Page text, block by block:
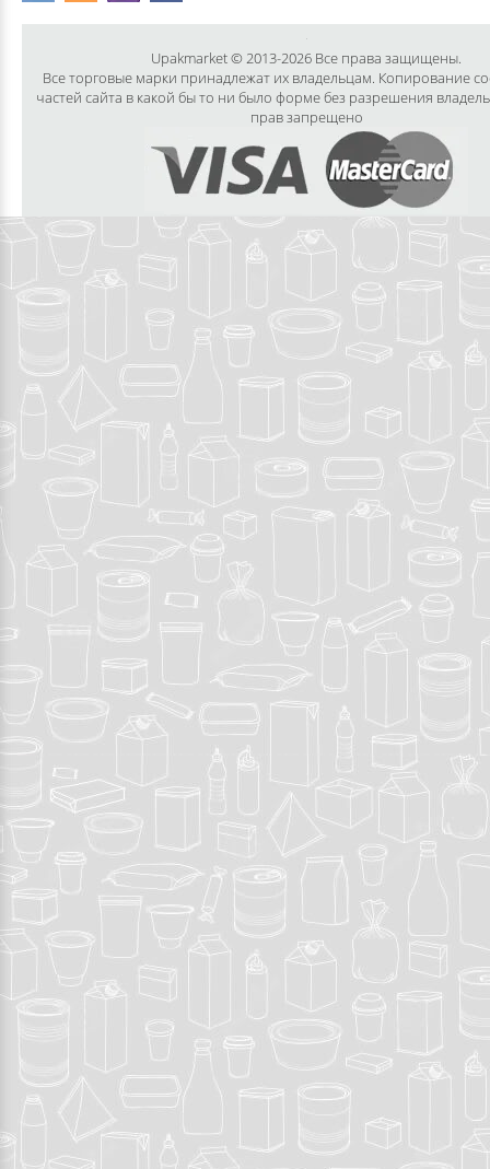
Upakmarket © 2013-2026 Все права защищены.
Все торговые марки принадлежат их владельцам. Копирование
частей сайта в какой бы то ни было форме без разрешения
прав запрещено